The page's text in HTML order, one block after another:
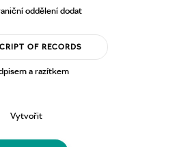
oddělení dodat
OF RECORDS
a razítkem
Vytvořit